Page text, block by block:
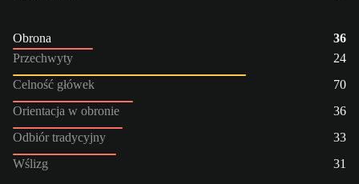
Obrona
36
Przechwyty
24
Celność główek
70
Orientacja w obronie
36
Odbiór tradycyjny
33
Wślizg
31